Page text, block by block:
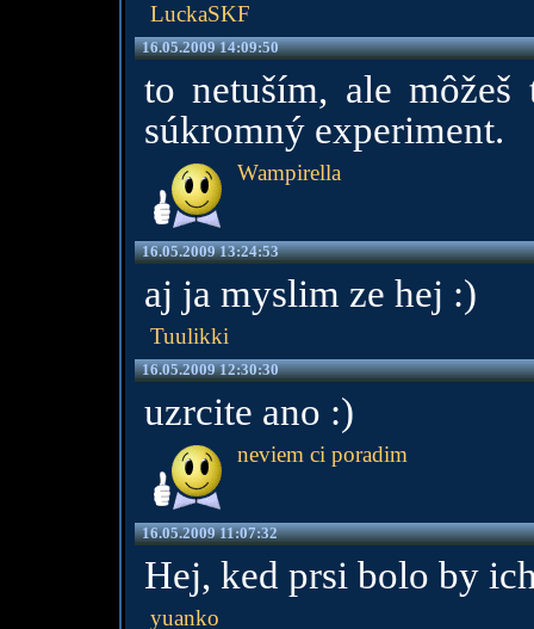
LuckaSKF
16.05.2009 14:09:50
to netuším, ale
súkromný experiment.
Wampirella
16.05.2009 13:24:53
aj ja myslim ze hej :)
Tuulikki
16.05.2009 12:30:30
uzrcite ano :)
neviem ci poradim
16.05.2009 11:07:32
Hej, ked prsi bolo by
yuanko